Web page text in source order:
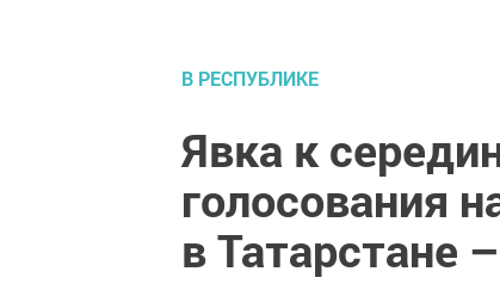
В РЕСПУБЛИКЕ
Явка к
голосования
в Татарстане